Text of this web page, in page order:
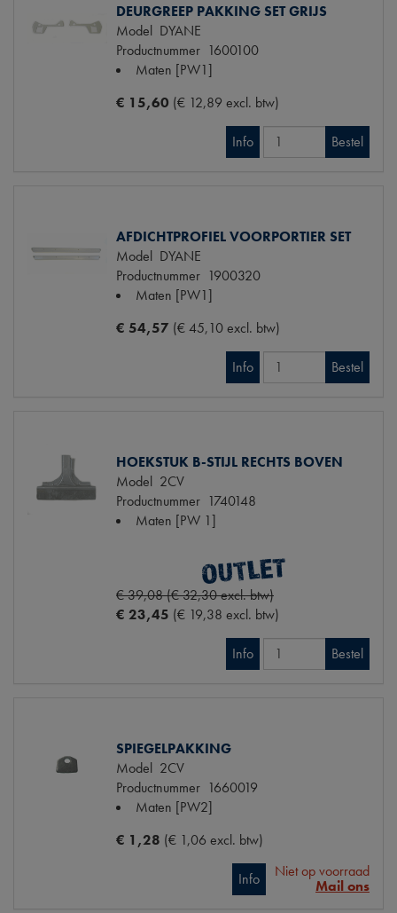
DEURGREEP PAKKING SET GRIJS
Model DYANE
Productnummer 1600100
Maten [PW1]
€ 15,60 (€ 12,89 excl. btw)
Info Bestel
AFDICHTPROFIEL VOORPORTIER SET
Model DYANE
Productnummer 1900320
Maten [PW1]
€ 54,57 (€ 45,10 excl. btw)
Info Bestel
HOEKSTUK B-STIJL RECHTS BOVEN
Model 2CV
Productnummer 1740148
Maten [PW 1]
€ 39,08 (€ 32,30 excl. btw)
€ 23,45 (€ 19,38 excl. btw)
Info Bestel
SPIEGELPAKKING
Model 2CV
Productnummer 1660019
Maten [PW2]
€ 1,28 (€ 1,06 excl. btw)
Info
Niet op voorraad
Mail ons